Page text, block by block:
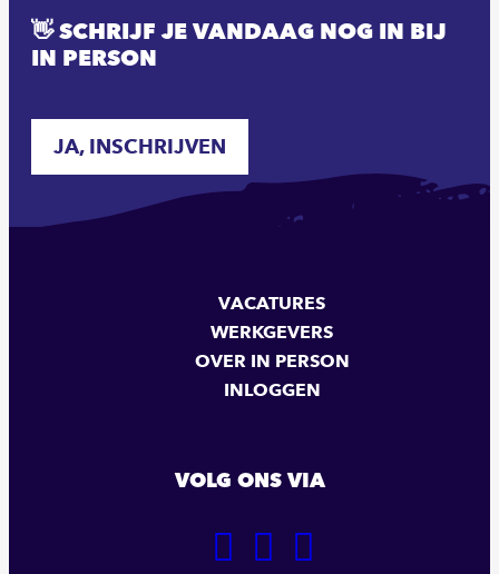
👋 SCHRIJF JE VANDAAG NOG IN BIJ
IN PERSON
JA, INSCHRIJVEN
VACATURES
WERKGEVERS
OVER IN PERSON
INLOGGEN
VOLG ONS VIA
GA
GA